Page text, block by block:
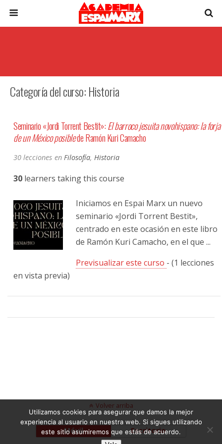
Categoría del curso: Historia
Seminario «Jordi Torrent Bestit»:El barroco jesuita novohispano: la forja
de un México posiblede Ramón Kuri Camacho
30 lecciones en Filosofía, Historia
30 learners taking this course
Iniciamos en Espai Marx un nuevo
seminario «Jordi Torrent Bestit»,
centrado en este ocasión en este libro
de Ramón Kuri Camacho, en el que ...
Previsualizar este curso - (1 lecciones
en vista previa)
Volver arriba
Móvil Escritorio
Utilizamos cookies para asegurar que damos la mejor
experiencia al usuario en nuestra web. Si sigues utilizando
este sitio asumiremos que estás de acuerdo.